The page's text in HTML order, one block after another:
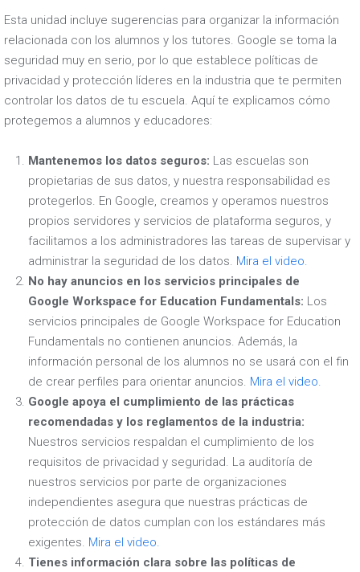
Esta unidad incluye sugerencias para organizar la información
relacionada con los alumnos y los tutores. Google se toma la
seguridad muy en serio, por lo que establece políticas de
privacidad y protección líderes en la industria que te permiten
controlar los datos de tu escuela. Aquí te explicamos cómo
protegemos a alumnos y educadores:
Mantenemos los datos seguros: Las escuelas son
propietarias de sus datos, y nuestra responsabilidad es
protegerlos. En Google, creamos y operamos nuestros
propios servidores y servicios de plataforma seguros, y
facilitamos a los administradores las tareas de supervisar y
administrar la seguridad de los datos. Mira el video.
No hay anuncios en los servicios principales de
Google Workspace for Education Fundamentals: Los
servicios principales de Google Workspace for Education
Fundamentals no contienen anuncios. Además, la
información personal de los alumnos no se usará con el fin
de crear perfiles para orientar anuncios. Mira el video.
Google apoya el cumplimiento de las prácticas
recomendadas y los reglamentos de la industria:
Nuestros servicios respaldan el cumplimiento de los
requisitos de privacidad y seguridad. La auditoría de
nuestros servicios por parte de organizaciones
independientes asegura que nuestras prácticas de
protección de datos cumplan con los estándares más
exigentes. Mira el video.
Tienes información clara sobre las políticas de